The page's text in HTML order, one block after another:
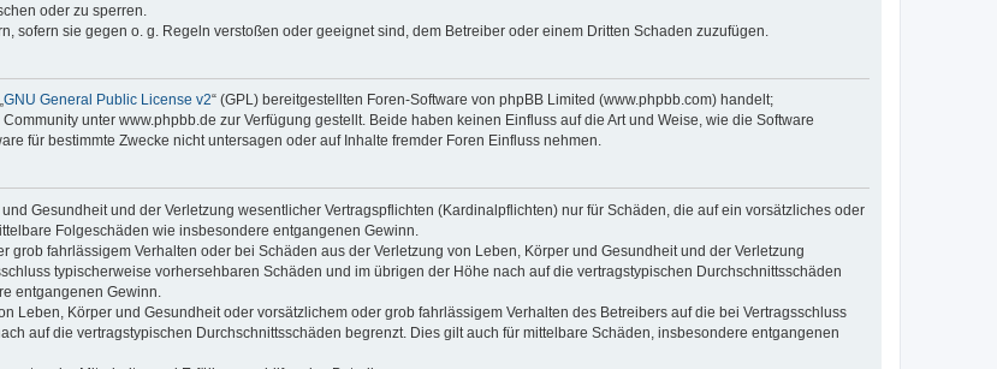
oder zu sperren.
sofern sie gegen o. g. Regeln verstoßen oder geeignet sind, dem Betreiber oder einem Dritten Schaden zuzufügen.
GNU General Public License v2“ (GPL) bereitgestellten Foren-Software von phpBB Limited (www.phpbb.com) handelt;
unter www.phpbb.de zur Verfügung gestellt. Beide haben keinen Einfluss auf die Art und Weise, wie die Software
für bestimmte Zwecke nicht untersagen oder auf Inhalte fremder Foren Einfluss nehmen.
Gesundheit und der Verletzung wesentlicher Vertragspflichten (Kardinalpflichten) nur für Schäden, die auf ein vorsätzliches oder
Folgeschäden wie insbesondere entgangenen Gewinn.
fahrlässigem Verhalten oder bei Schäden aus der Verletzung von Leben, Körper und Gesundheit und der Verletzung
typischerweise vorhersehbaren Schäden und im übrigen der Höhe nach auf die vertragstypischen Durchschnittsschäden
entgangenen Gewinn.
Leben, Körper und Gesundheit oder vorsätzlichem oder grob fahrlässigem Verhalten des Betreibers auf die bei Vertragsschluss
auf die vertragstypischen Durchschnittsschäden begrenzt. Dies gilt auch für mittelbare Schäden, insbesondere entgangenen